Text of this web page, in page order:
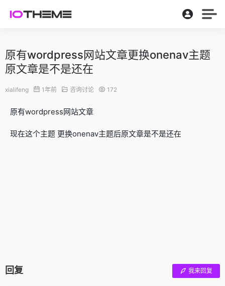
原有wordpress网站文章更换onenav主题
原文章是不是还在
xialifeng 1年前 咨询讨论 172
原有wordpress网站文章
现在这个主题 更换onenav主题后原文章是不是还在
回复 我来回复